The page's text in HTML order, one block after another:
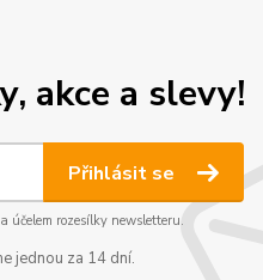
akce a slevy!
Přihlásit se
účelem rozesílky newsletteru.
jednou za 14 dní.